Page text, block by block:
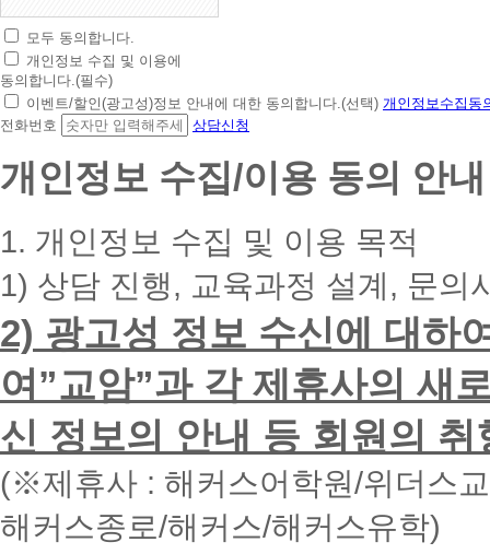
초
간
편
상
담
청
대
폰
입
력
시
면
빠
른
간
내
에
모두 동의합니다.
개인정보 수집 및 이용에
동의합니다.(필수)
이벤트/할인(광고성)정보 안내에 대한 동의합니다.(선택) 개인정보수집동
전화번호
상담신청
개인정보 수집/이용 동의 안내
1. 개인정보 수집 및 이용 목적
1) 상담 진행, 교육과정 설계, 문의
2) 광고성 정보 수신에 대하
여”교암”과 각 제휴사의 새
신 정보의 안내 등 회원의
(※제휴사 : 해커스어학원/위더스
해커스종로/해커스/해커스유학)